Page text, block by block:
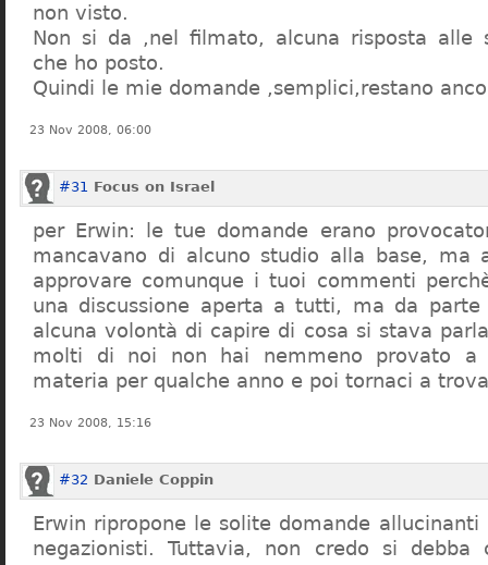
non visto.
Non si da ,nel filmato, alcuna risposta alle
che ho posto.
Quindi le mie domande ,semplici,restano
23 Nov 2008, 06:00
#31 Focus on Israel
per Erwin: le tue domande erano
mancavano di alcuno studio alla base, ma
approvare comunque i tuoi commenti
una discussione aperta a tutti, ma da parte
alcuna volontà di capire di cosa si stava
molti di noi non hai nemmeno provato a
materia per qualche anno e poi tornaci a
23 Nov 2008, 15:16
#32 Daniele Coppin
Erwin ripropone le solite domande
negazionisti. Tuttavia, non credo si debba